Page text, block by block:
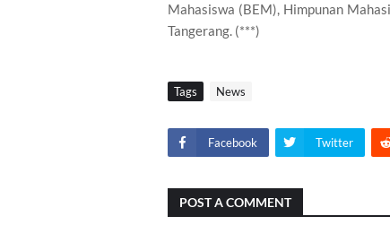
Mahasiswa (BEM), Himpunan
Tangerang. (***)
Tags News
Facebook Twitter
POST A COMMENT